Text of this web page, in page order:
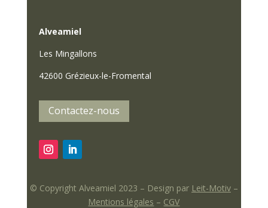
Alveamiel
Les Mingallons
42600 Grézieux-le-Fromental
Contactez-nous
© Copyright Alveamiel 2023 – Design par Leit-Motiv–
Mentions légales – CGV